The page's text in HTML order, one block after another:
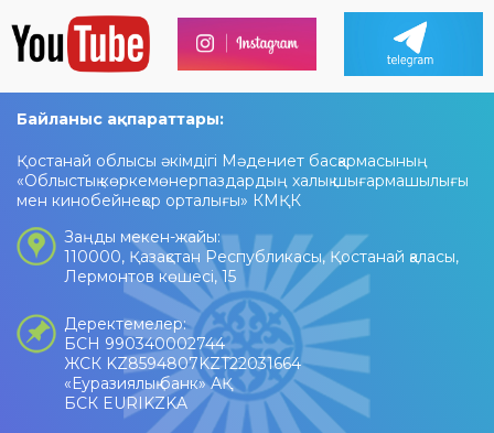
Байланыс ақпараттары:
Қостанай облысы әкімдігі Мәдениет басқармасының
«Облыстық көркемөнерпаздардың халық шығармашылығы
мен кинобейнеқор орталығы» КМҚК
Заңды мекен-жайы:
110000, Қазақстан Республикасы, Қостанай қаласы,
Лермонтов көшесі, 15
Деректемелер:
БСН 990340002744
ЖСК KZ8594807KZT22031664
«Еуразиялық банк» АҚ
БСК EURIKZKA